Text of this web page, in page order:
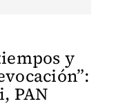
y
PAN